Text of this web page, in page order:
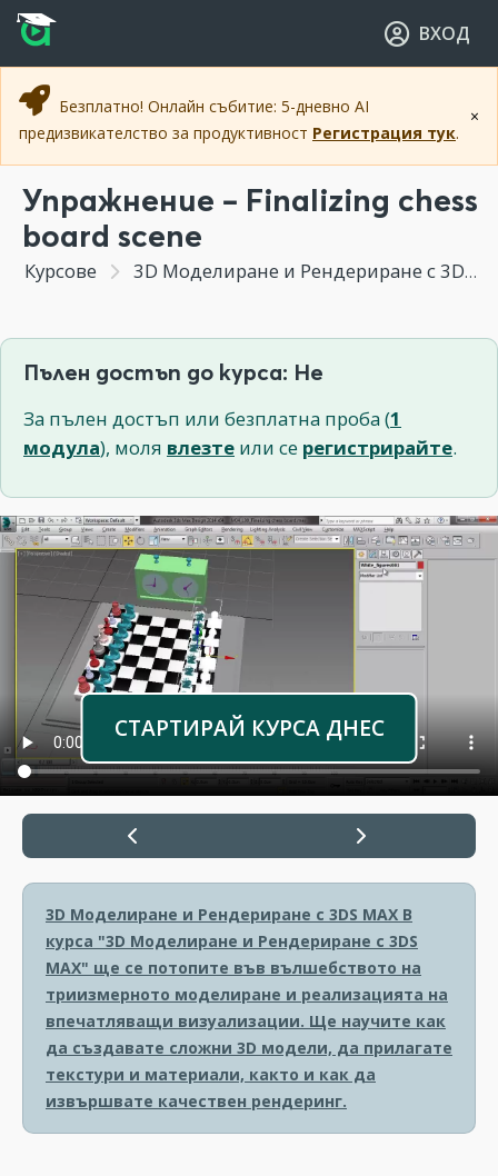
Прескочи към основното съдържание
Прескочи към навигацията
ВХОД
×
Безплатно! Онлайн събитие: 5-дневно AI
предизвикателство за продуктивност Регистрация тук.
Упражнение – Finalizing chess
board scene
Курсове 3D Моделиране и Рендериране с 3DS MAX
Пълен достъп до курса: Не
За пълен достъп или безплатна проба (1
модула), моля влезте или се регистрирайте.
СТАРТИРАЙ КУРСА ДНЕС
3D Моделиране и Рендериране с 3DS MAX В
курса "3D Моделиране и Рендериране с 3DS
MAX" ще се потопите във вълшебството на
триизмерното моделиране и реализацията на
впечатляващи визуализации. Ще научите как
да създавате сложни 3D модели, да прилагате
текстури и материали, както и как да
извършвате качествен рендеринг.